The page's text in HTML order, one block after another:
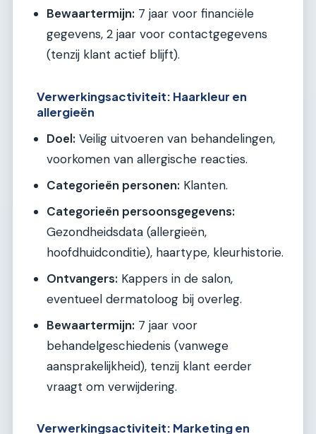
Bewaartermijn: 7 jaar voor financiële
gegevens, 2 jaar voor contactgegevens
(tenzij klant actief blijft).
Verwerkingsactiviteit: Haarkleur en
allergieën
Doel: Veilig uitvoeren van behandelingen,
voorkomen van allergische reacties.
Categorieën personen: Klanten.
Categorieën persoonsgegevens:
Gezondheidsdata (allergieën,
hoofdhuidconditie), haartype, kleurhistorie.
Ontvangers: Kappers in de salon,
eventueel dermatoloog bij overleg.
Bewaartermijn: 7 jaar voor
behandelgeschiedenis (vanwege
aansprakelijkheid), tenzij klant eerder
vraagt om verwijdering.
Verwerkingsactiviteit: Marketing en